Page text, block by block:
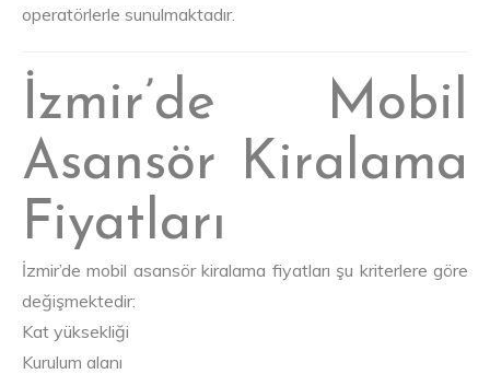
operatörlerle sunulmaktadır.
İzmir’de Mobil
Asansör Kiralama
Fiyatları
İzmir’de mobil asansör kiralama fiyatları şu kriterlere göre
değişmektedir:
Kat yüksekliği
Kurulum alanı